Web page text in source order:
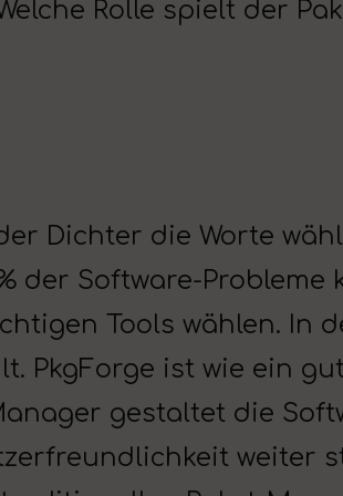
Rolle spielt der
Dichter die Worte
der Software-Probleme
Tools wählen. In
PkgForge ist wie ein
gestaltet die
weiter